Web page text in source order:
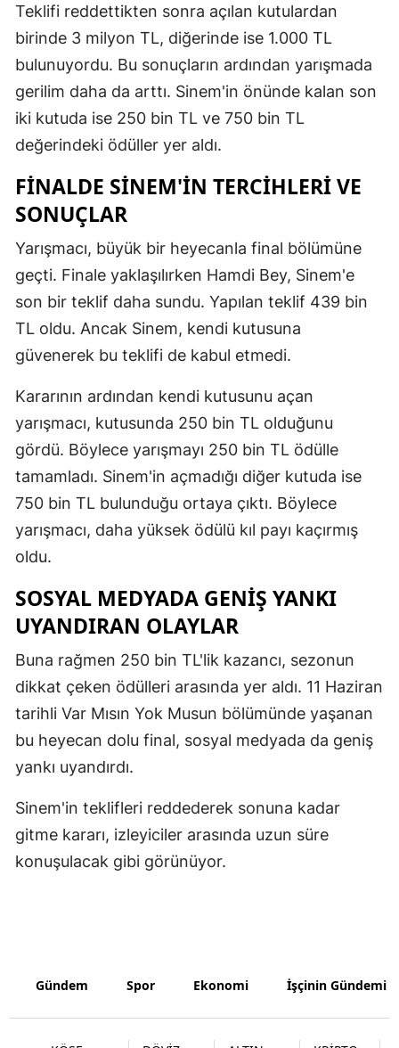
Kastamonu
Kayseri
Kırklareli
Kütahya
Malatya
Manisa
Muğla
Muş
Nevşehir
Niğde
Rize
Samsun
Siirt
Sinop
Van
Teklifi reddettikten sonra açılan kutulardan
birinde 3 milyon TL, diğerinde ise 1.000 TL
bulunuyordu. Bu sonuçların ardından yarışmada
gerilim daha da arttı. Sinem'in önünde kalan son
iki kutuda ise 250 bin TL ve 750 bin TL
değerindeki ödüller yer aldı.
FINALDE SINEM'IN TERCIHLERI VE
SONUÇLAR
Yarışmacı, büyük bir heyecanla final bölümüne
geçti. Finale yaklaşılırken Hamdi Bey, Sinem'e
son bir teklif daha sundu. Yapılan teklif 439 bin
TL oldu. Ancak Sinem, kendi kutusuna
güvenerek bu teklifi de kabul etmedi.
Kararının ardından kendi kutusunu açan
yarışmacı, kutusunda 250 bin TL olduğunu
gördü. Böylece yarışmayı 250 bin TL ödülle
tamamladı. Sinem'in açmadığı diğer kutuda ise
750 bin TL bulunduğu ortaya çıktı. Böylece
yarışmacı, daha yüksek ödülü kıl payı kaçırmış
oldu.
SOSYAL MEDYADA GENIŞ YANKI
UYANDIRAN OLAYLAR
Buna rağmen 250 bin TL'lik kazancı, sezonun
dikkat çeken ödülleri arasında yer aldı. 11 Haziran
tarihli Var Mısın Yok Musun bölümünde yaşanan
bu heyecan dolu final, sosyal medyada da geniş
yankı uyandırdı.
Sinem'in teklifleri reddederek sonuna kadar
gitme kararı, izleyiciler arasında uzun süre
konuşulacak gibi görünüyor.
Gündem Spor Ekonomi İşçinin Gündemi